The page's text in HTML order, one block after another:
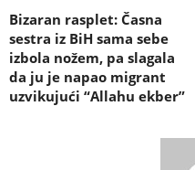
Bizaran rasplet: Časna
sestra iz BiH sama sebe
izbola nožem, pa slagala
da ju je napao migrant
uzvikujući “Allahu ekber”